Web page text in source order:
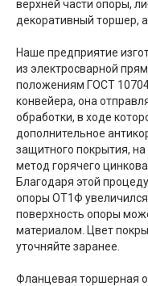
верхней части опоры,
декоративный торшер,
Наше предприятие
из электросварной
положениям ГОСТ
конвейера, она
обработки, в ходе
дополнительное
защитного покрытия,
метод горячего
Благодаря этой
опоры ОТ1Ф
поверхность опоры
материалом. Цвет
уточняйте заранее.
Фланцевая торшерная